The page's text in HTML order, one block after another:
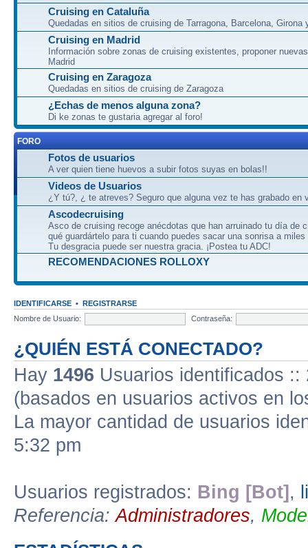
Cruising en Cataluña
Quedadas en sitios de cruising de Tarragona, Barcelona, Girona
Cruising en Madrid
Información sobre zonas de cruising existentes, proponer
Madrid
Cruising en Zaragoza
Quedadas en sitios de cruising de Zaragoza
¿Echas de menos alguna zona?
Di ke zonas te gustaria agregar al foro!
FORO
Fotos de usuarios
A ver quien tiene huevos a subir fotos suyas en bolas!!
Videos de Usuarios
¿Y tú?, ¿ te atreves? Seguro que alguna vez te has grabado en
Ascodecruising
Asco de cruising recoge anécdotas que han arruinado tu día de
qué guardártelo para ti cuando puedes sacar una sonrisa a miles
Tu desgracia puede ser nuestra gracia. ¡Postea tu ADC!
RECOMENDACIONES ROLLOXY
IDENTIFICARSE • REGISTRARSE
Nombre de Usuario:
Contraseña:
¿QUIÉN ESTÁ CONECTADO?
Hay 1496 Usuarios identificados
(basados en usuarios activos en
La mayor cantidad de usuarios
5:32 pm
Usuarios registrados: Bing [Bot] ,
Referencia:Administradores,